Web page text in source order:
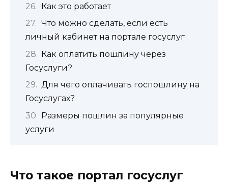
Как это работает
Что можно сделать, если есть
личный кабинет на портале госуслуг
Как оплатить пошлину через
Госуслуги?
Для чего оплачивать госпошлину на
Госуслугах?
Размеры пошлин за популярные
услуги
Что такое портал госуслуг